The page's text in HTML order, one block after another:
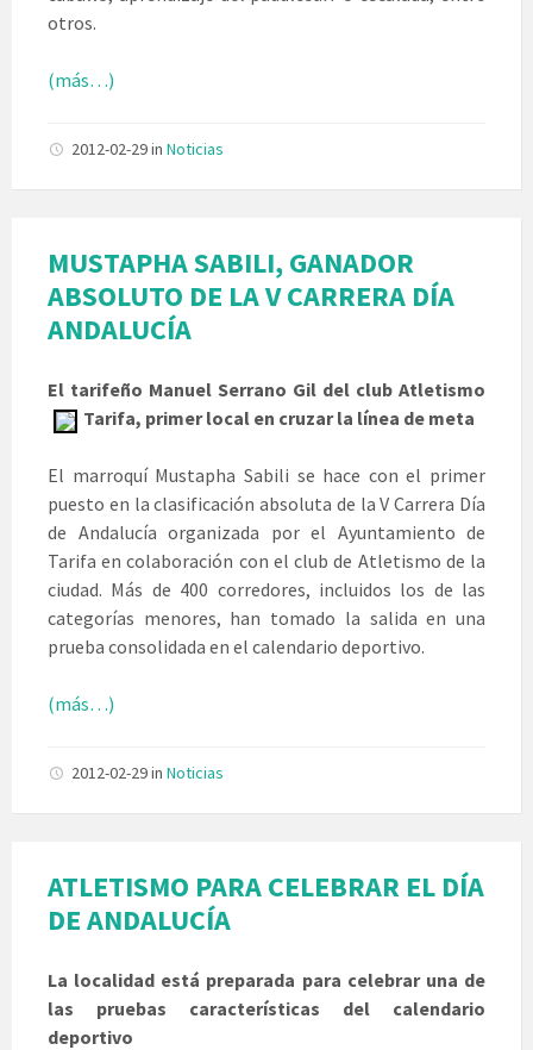
otros.
(más…)
2012-02-29in Noticias
MUSTAPHA SABILI, GANADOR
ABSOLUTO DE LA V CARRERA DÍA
ANDALUCÍA
El tarifeño Manuel Serrano Gil del club Atletismo
Tarifa, primer local en cruzar la línea de meta
El marroquí Mustapha Sabili se hace con el primer
puesto en la clasificación absoluta de la V Carrera Día
de Andalucía organizada por el Ayuntamiento de
Tarifa en colaboración con el club de Atletismo de la
ciudad. Más de 400 corredores, incluidos los de las
categorías menores, han tomado la salida en una
prueba consolidada en el calendario deportivo.
(más…)
2012-02-29in Noticias
ATLETISMO PARA CELEBRAR EL DÍA
DE ANDALUCÍA
La localidad está preparada para celebrar una de
las pruebas características del calendario
deportivo